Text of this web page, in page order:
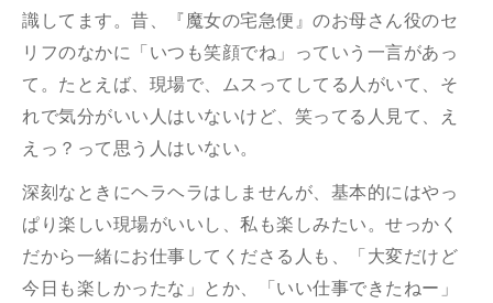
識してます。昔、『魔女の宅急便』のお母さん役のセ
リフのなかに「いつも笑顔でね」っていう一言があっ
て。たとえば、現場で、ムスってしてる人がいて、そ
れで気分がいい人はいないけど、笑ってる人見て、え
えっ？って思う人はいない。
深刻なときにヘラヘラはしませんが、基本的にはやっ
ぱり楽しい現場がいいし、私も楽しみたい。せっかく
だから一緒にお仕事してくださる人も、「大変だけど
今日も楽しかったな」とか、「いい仕事できたねー」